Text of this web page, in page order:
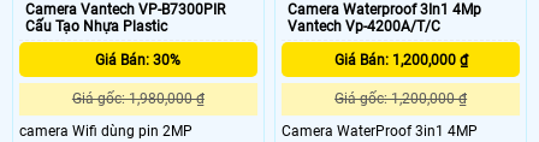
Camera Vantech VP-B7300PIR
Cấu Tạo Nhựa Plastic
Giá Bán: 30%
Giá gốc: 1,980,000 ₫
camera Wifi dùng pin 2MP
Camera Waterproof 3In1 4Mp
Vantech Vp-4200A/T/C
Giá Bán: 1,200,000 ₫
Giá gốc: 1,200,000 ₫
Camera WaterProof 3in1 4MP